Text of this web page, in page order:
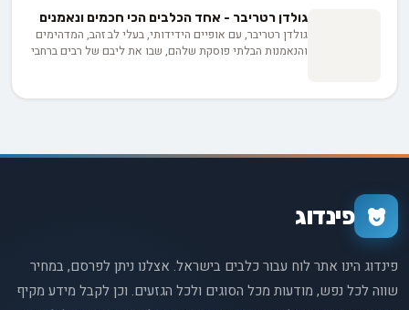
בעודנו מתעמקים בעולמו של הפומסקי, אנו חושפים גזע שהוא
סתגלן באותה מידה שהוא מלא חיבה, ושמח לטפס על הטבע
בדיוק כפי שהוא מתכרבל על הספה שלכם.
גולדן רטריבר - אחד הכלבים הכי חכמים ונאמנים
גולדן רטריבר, עם אופיים הידידותי, בעלי לב זהב, המדהימים
והנאמנות הבלתי פוסקת שלהם, שבו את ליבם של רבים ברחבי
מוערכים, שותפים טיפוליים, ומעל לכל, חברו הטוב ביותר של
פינדוג
פינדוג הינו אתר לוח עבור כלבים בישראל. אצלנו ניתן לפרסם, במחיר
שווה לכל נפש, מודעות מכל הסוגים ולכל הגזעים. וכן לקבל מידע מקיף